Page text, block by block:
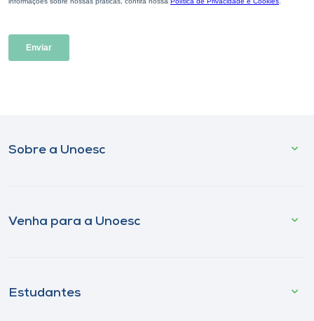
Sobre a Unoesc
Venha para a Unoesc
Estudantes